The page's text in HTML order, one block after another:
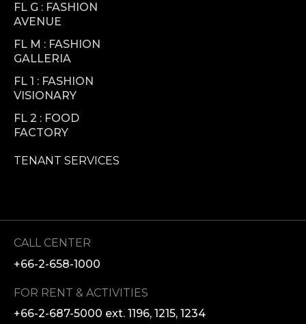
FL G : FASHION
AVENUE
FL M : FASHION
GALLERIA
FL 1 : FASHION
VISIONARY
FL 2 : FOOD
FACTORY
TENANT SERVICES
CALL CENTER
+66-2-658-1000
FOR RENT & ACTIVITIES
+66-2-687-5000 ext. 1196, 1215, 1234